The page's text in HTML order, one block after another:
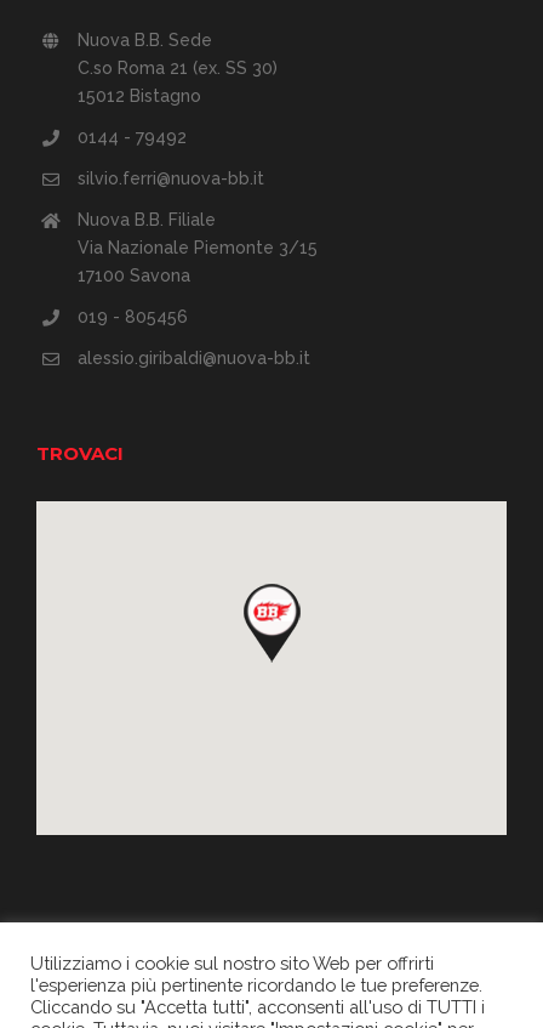
Nuova B.B. Sede
C.so Roma 21 (ex. SS 30)
15012 Bistagno
0144 - 79492
silvio.ferri@nuova-bb.it
Nuova B.B. Filiale
Via Nazionale Piemonte 3/15
17100 Savona
019 - 805456
alessio.giribaldi@nuova-bb.it
TROVACI
Copyright 2017NUOVA B.B.| Tutti i diritti riservati. P.IVA:
Utilizziamo i cookie sul nostro sito Web per offrirti
l'esperienza più pertinente ricordando le tue preferenze.
Cliccando su "Accetta tutti", acconsenti all'uso di TUTTI i